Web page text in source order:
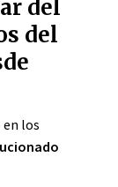
del
del
en los